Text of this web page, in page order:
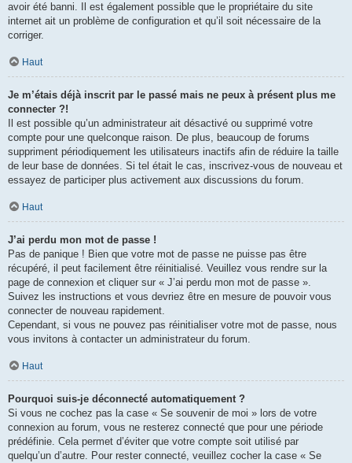
avoir été banni. Il est également possible que le propriétaire du site
internet ait un problème de configuration et qu’il soit nécessaire de la
corriger.
Haut
Je m’étais déjà inscrit par le passé mais ne peux à présent plus me
connecter ?!
Il est possible qu’un administrateur ait désactivé ou supprimé votre
compte pour une quelconque raison. De plus, beaucoup de forums
suppriment périodiquement les utilisateurs inactifs afin de réduire la taille
de leur base de données. Si tel était le cas, inscrivez-vous de nouveau et
essayez de participer plus activement aux discussions du forum.
Haut
J’ai perdu mon mot de passe !
Pas de panique ! Bien que votre mot de passe ne puisse pas être
récupéré, il peut facilement être réinitialisé. Veuillez vous rendre sur la
page de connexion et cliquer sur « J’ai perdu mon mot de passe ».
Suivez les instructions et vous devriez être en mesure de pouvoir vous
connecter de nouveau rapidement.
Cependant, si vous ne pouvez pas réinitialiser votre mot de passe, nous
vous invitons à contacter un administrateur du forum.
Haut
Pourquoi suis-je déconnecté automatiquement ?
Si vous ne cochez pas la case « Se souvenir de moi » lors de votre
connexion au forum, vous ne resterez connecté que pour une période
prédéfinie. Cela permet d’éviter que votre compte soit utilisé par
quelqu’un d’autre. Pour rester connecté, veuillez cocher la case « Se